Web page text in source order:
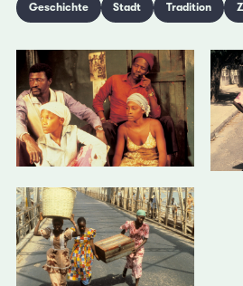
Geschichte Stadt Tradition